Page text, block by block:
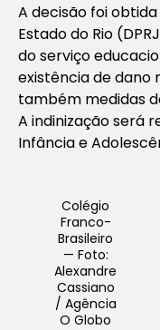
A decisão foi
Estado do Rio
do serviço
existência de dano
também medidas
A indinização será
Infância e
Colégio
Franco-
Brasileiro
— Foto:
Alexandre
Cassiano
/ Agência
O Globo